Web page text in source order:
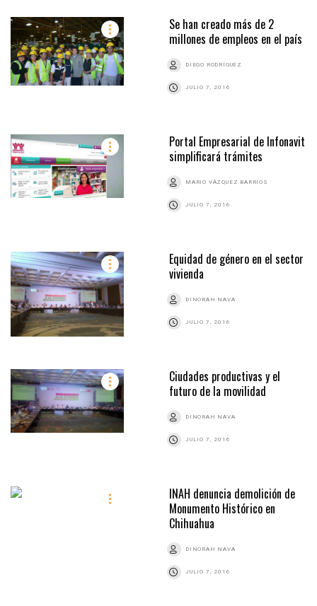
Se han creado más de 2
millones de empleos en el país
DIEGO RODRÍGUEZ
JULIO 7, 2016
Portal Empresarial de Infonavit
simplificará trámites
MARIO VÁZQUEZ BARRIOS
JULIO 7, 2016
Equidad de género en el sector
vivienda
DINORAH NAVA
JULIO 7, 2016
Ciudades productivas y el
futuro de la movilidad
DINORAH NAVA
JULIO 7, 2016
INAH denuncia demolición de
Monumento Histórico en
Chihuahua
DINORAH NAVA
JULIO 7, 2016